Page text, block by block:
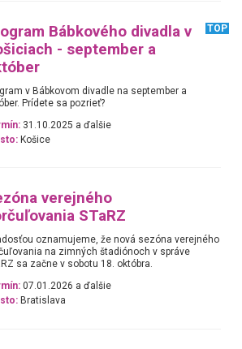
Bábkového divadla v
- september a
TOP
v Bábkovom divadle na september a
Prídete sa pozrieť?
31.10.2025 a ďalšie
Košice
verejného
STaRZ
oznamujeme, že nová sezóna verejného
na zimných štadiónoch v správe
sa začne v sobotu 18. októbra.
07.01.2026 a ďalšie
Bratislava